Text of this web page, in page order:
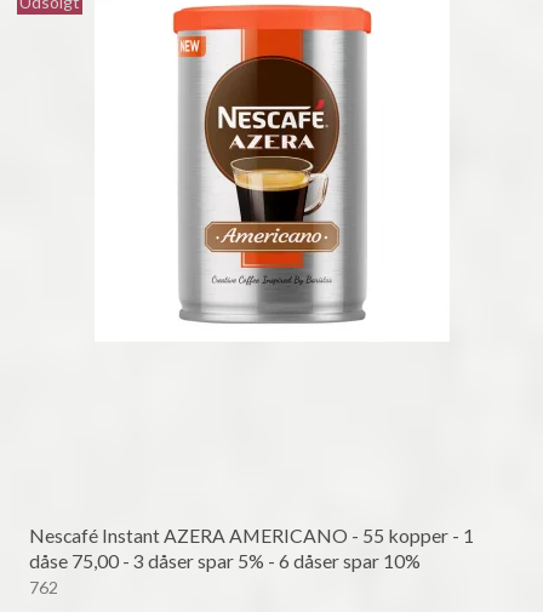
Nescafé Instant AZERA AMERICANO - 55 kopper - 1
dåse 75,00 - 3 dåser spar 5% - 6 dåser spar 10%
762